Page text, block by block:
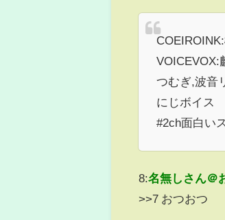
VOICEVOX:
つむぎ,波音
にじボイス
#2ch面白い
8:名無しさん＠
>>7 おつおつ